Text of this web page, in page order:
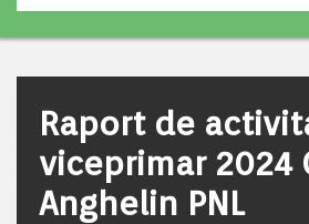
Raport de
viceprimar 2024
Anghelin PNL